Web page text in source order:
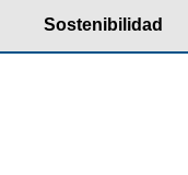
Sostenibilidad